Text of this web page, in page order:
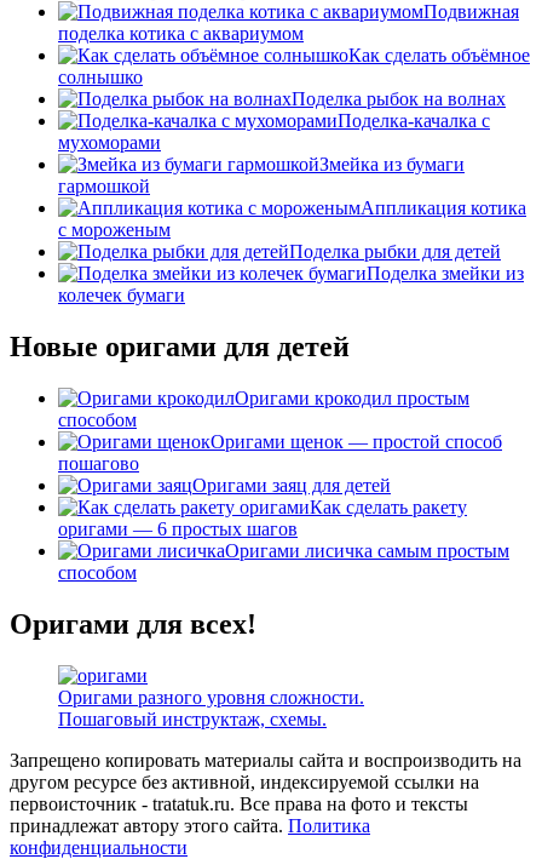
Подвижная
поделка котика с аквариумом
Как сделать объёмное
солнышко
Поделка рыбок на волнах
Поделка-качалка с
мухоморами
Змейка из бумаги
гармошкой
Аппликация котика
с мороженым
Поделка рыбки для детей
Поделка змейки из
колечек бумаги
Новые оригами для детей
Оригами крокодил простым
способом
Оригами щенок — простой способ
пошагово
Оригами заяц для детей
Как сделать ракету
оригами — 6 простых шагов
Оригами лисичка самым простым
способом
Оригами для всех!
Оригами разного уровня сложности.
Пошаговый инструктаж, схемы.
Запрещено копировать материалы сайта и воспроизводить на
другом ресурсе без активной, индексируемой ссылки на
первоисточник - tratatuk.ru. Все права на фото и тексты
принадлежат автору этого сайта. Политика
конфиденциальности